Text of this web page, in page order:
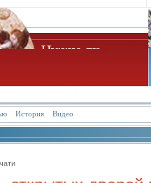
История Видео